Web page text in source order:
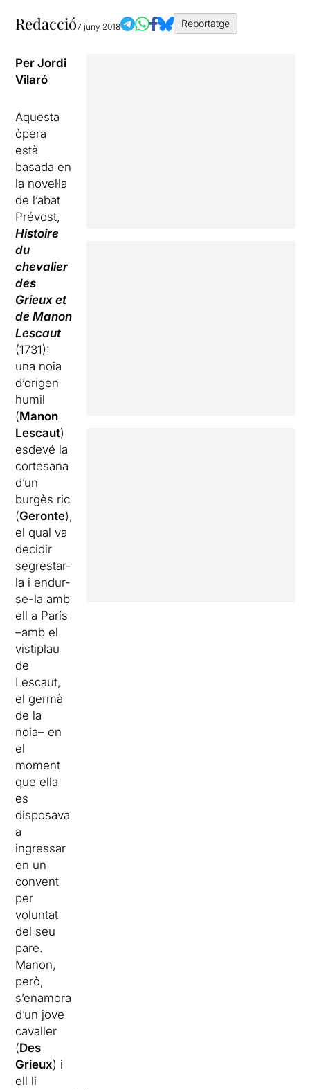
Redacció7 juny 2018 Reportatge
Per Jordi
Vilaró
Aquesta
òpera
està
basada en
la novel·la
de l’abat
Prévost,
Histoire
du
chevalier
des
Grieux et
de Manon
Lescaut
(1731):
una noia
d’origen
humil
(Manon
Lescaut)
esdevé la
cortesana
d’un
burgès ric
(Geronte),
el qual va
decidir
segrestar-
la i endur-
se-la amb
ell a París
–amb el
vistiplau
de
Lescaut,
el germà
de la
noia– en
el
moment
que ella
es
disposava
a
ingressar
en un
convent
per
voluntat
del seu
pare.
Manon,
però,
s’enamora
d’un jove
cavaller
(Des
Grieux) i
ell li